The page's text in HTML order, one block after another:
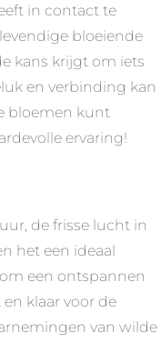
in contact te
bloeiende
kans krijgt om iets
en verbinding kan
bloemen kunt
ervaring!
de frisse lucht in
het een ideaal
een ontspannen
klaar voor de
van wilde